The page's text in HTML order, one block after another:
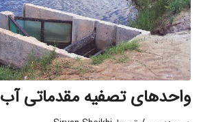
واحدهای تصفیه مقدماتی آب